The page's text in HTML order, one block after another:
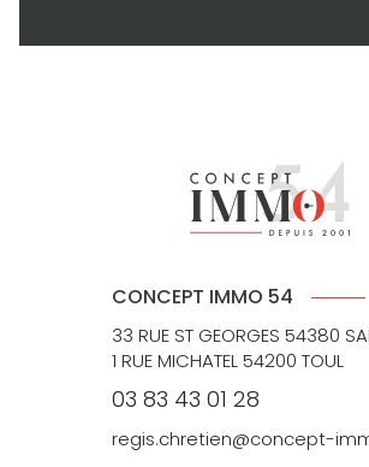
CONCEPT IMMO 54
33 RUE ST GEORGES 54380
1 RUE MICHATEL 54200 TOUL
03 83 43 01 28
regis.chretien@concept-